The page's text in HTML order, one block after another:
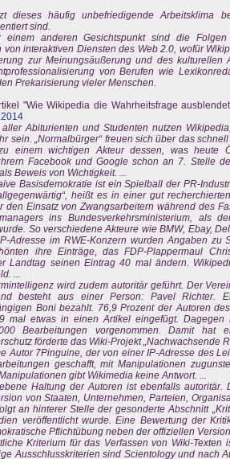
dieses häufig unbefriedigende Arbeitsklima
sind.
einem anderen Gesichtspunkt sind die
von interaktiven Diensten des Web 2.0, wofür
zur Meinungsäußerung und des kulturellen
von Berufen wie
Prekarisierung vieler Menschen.
"Wie Wikipedia die Wahrheitsfrage
Abiturienten und Studenten nutzen
sein. „Normalbürger“ freuen sich über das
einem wichtigen Akteur dessen, was heute
Facebook und Google schon an 7. Stelle
Beweis von Wichtigkeit. ...
Basisdemokratie ist ein Spielball der PR-
heißt es in einer gut
den Einsatz von Zwangsarbeitern während des
ins Bundesverkehrsministerium, als
So verschiedene Akteure wie BMW, Ebay,
Adresse im RWE-Konzern wurden Angaben zu
ihre Einträge, das FDP-Plappermaul
Landtag seinen Eintrag 40 mal ändern.
...
wird zudem autoritär geführt. Der
besteht aus einer Person: Pavel Richter.
Boni bezahlt. 76,9 Prozent der Autoren
mal etwas in einen Artikel eingefügt. Dagegen
Bearbeitungen vorgenommen. Damit
förderte das Wiki-Projekt „Nachwachsende
Autor 7Pinguine, der von einer IP-Adresse des
geschafft, mit Manipulationen
gibt Wikimedia keine Antwort. ...
Haltung der Autoren ist ebenfalls
von Staaten, Unternehmen, Parteien,
an hinterer Stelle der gesonderte Abschnitt
veröffentlicht wurde. Eine Bewertung der
Pflichtübung neben der offiziellen
Kriterium für das Verfassen von Wiki-Texten
Ausschlusskriterien sind Scientology und nach